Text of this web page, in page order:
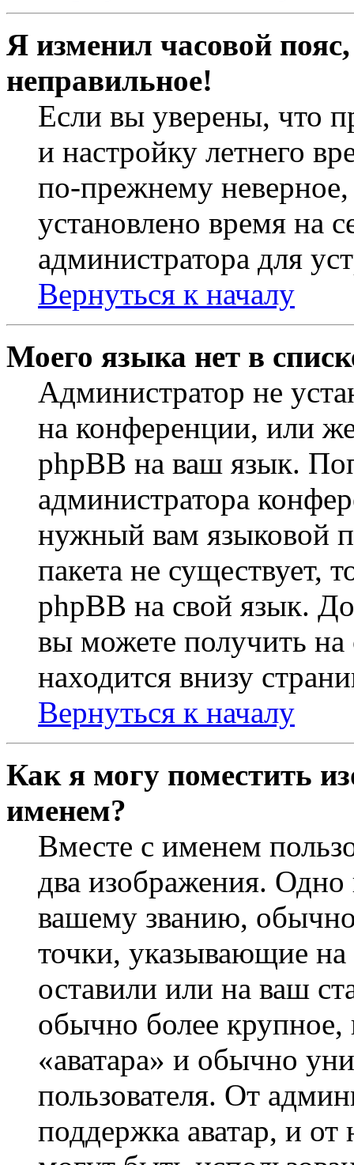
Я изменил часовой
неправильное!
Если вы уверены, что
и настройку летнего
по-прежнему неверное,
установлено время на
администратора для
Вернуться к началу
Моего языка нет в
Администратор не
на конференции, или
phpBB на ваш язык.
администратора
нужный вам языковой
пакета не существует,
phpBB на свой язык.
вы можете получить на
находится внизу
Вернуться к началу
Как я могу поместить
именем?
Вместе с именем
два изображения.
вашему званию, обычно
точки, указывающие
оставили или на ваш
обычно более крупное,
«аватара» и обычно
пользователя. От
поддержка аватар, и от